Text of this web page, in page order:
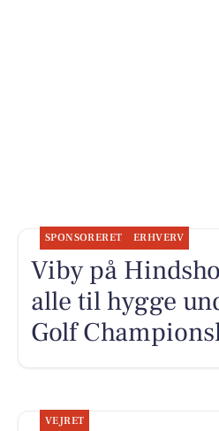
SPONSORERET ERHVERV
Viby på
alle til hygge
Golf
VEJRET